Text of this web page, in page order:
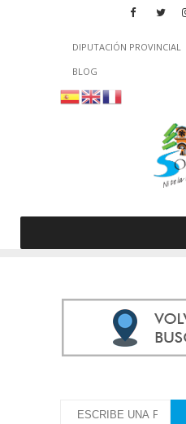
DIPUTACIÓN PROVINCIAL
BLOG